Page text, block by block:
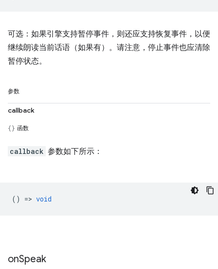
可选：如果引擎支持暂停事件，则还应支持恢复事件，以便
继续朗读当前话语（如果有）。请注意，停止事件也应清除
暂停状态。
参数
callback
函数
callback 参数如下所示：
() => void
onSpeak